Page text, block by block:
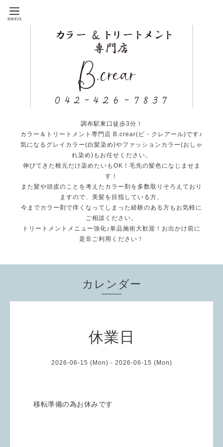
調布駅東口徒歩3分！
カラー＆トリートメント専門店 B.crear(ビ・クレアール)です♪
気になるグレイカラー(白髪染め)やファッションカラー(おしゃ
れ染め)もお任せください。
伸びてきた根元だけ染めたいもOK！毛先の髪色になじませま
す！
また髪や頭皮のことを考えたカラー剤を多数取りそろえており
ますので、美髪を目指している方、
今までカラー剤で痒くなってしまった経験のある方もお気軽に
ご相談ください。
トリートメントメニュー強化♪単品施術大歓迎！お出かけ前に
是非ご利用ください！
カレンダー
休業日
2026-06-15 (Mon) - 2026-06-15 (Mon)
移転準備の為お休みです